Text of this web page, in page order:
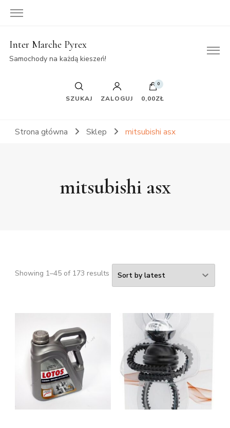
Inter Marche Pyrex
Samochody na każdą kieszeń!
SZUKAJ ZALOGUJ
0
0,00ZŁ
Strona główna Sklep mitsubishi asx
mitsubishi asx
Showing 1–45 of 173 results